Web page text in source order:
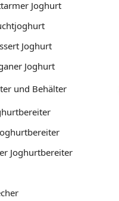
Joghurt
Joghurt
Joghurt
und Behälter
Joghurtbereiter